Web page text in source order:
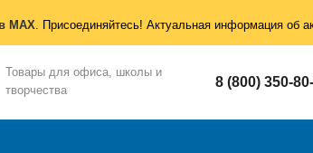
MAX. Присоединяйтесь! Актуальная информация об
Товары для офиса, школы и
творчества
8 (800) 350-